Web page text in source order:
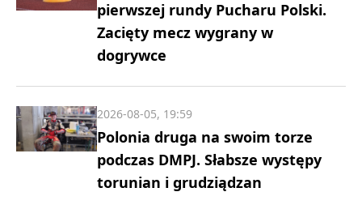
pierwszej rundy Pucharu Polski.
Zacięty mecz wygrany w
dogrywce
Polonia druga na swoim torze
podczas DMPJ. Słabsze występy
torunian i grudziądzan
2026-08-05, 19:59